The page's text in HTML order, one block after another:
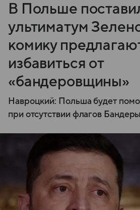
В Польше
ультиматум
комику
избавиться от
«бандеровщины»
Навроцкий: Польша будет
при отсутствии флагов